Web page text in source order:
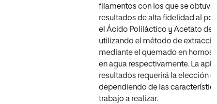
filamentos con los que se
resultados de alta fidelidad al
el Ácido Poliláctico y Acetato de
utilizando el método de
mediante el quemado en hornos
en agua respectivamente. La
resultados requerirá la elección
dependiendo de las
trabajo a realizar.